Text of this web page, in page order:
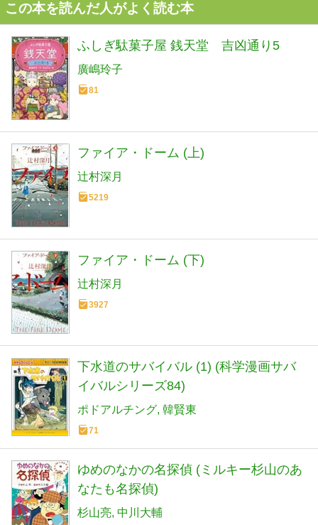
この本を読んだ人がよく読む本
ふしぎ駄菓子屋 銭天堂 吉凶通り5
廣嶋玲子
81
ファイア・ドーム (上)
辻村深月
5219
ファイア・ドーム (下)
辻村深月
3927
下水道のサバイバル (1) (科学漫画サバ
イバルシリーズ84)
ポドアルチング 韓賢東
71
ゆめのなかの名探偵 (ミルキー杉山のあ
なたも名探偵)
杉山亮 中川大輔